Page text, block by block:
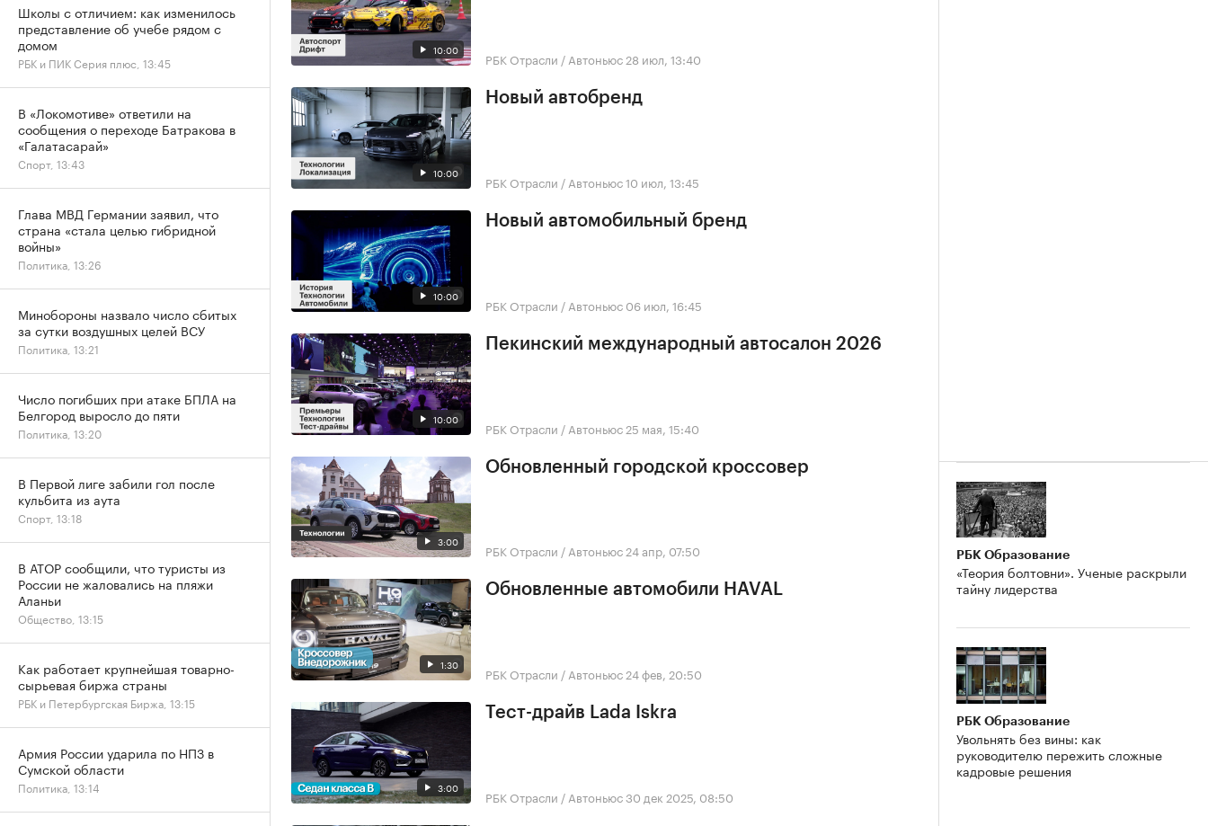
10:00 РБК Отрасли / Автоньюс 28 июл, 13:40
10:00
Новый автобренд
РБК Отрасли / Автоньюс10 июл, 13:45
10:00
Новый автомобильный бренд
РБК Отрасли / Автоньюс 06 июл, 16:45
10:00
Пекинский международный автосалон 2026
РБК Отрасли / Автоньюс 25 мая, 15:40
3:00
Обновленный городской кроссовер
РБК Отрасли / Автоньюс 24 апр, 07:50
1:30
Обновленные автомобили HAVAL
РБК Отрасли / Автоньюс 24 фев, 20:50
3:00
Тест-драйв Lada Iskra
РБК Отрасли / Автоньюс30 дек 2025, 08:50
РБК Образование
«Теория болтовни». Ученые раскрыли
тайну лидерства
РБК Образование
Увольнять без вины: как
руководителю пережить сложные
кадровые решения
Школы с отличием: как изменилось
представление об учебе рядом с
домом
РБК и ПИК Серия плюс, 13:45
В «Локомотиве» ответили на
сообщения о переходе Батракова в
«Галатасарай»
Спорт, 13:43
Глава МВД Германии заявил, что
страна «стала целью гибридной
войны»
Политика, 13:26
Минобороны назвало число сбитых
за сутки воздушных целей ВСУ
Политика, 13:21
Число погибших при атаке БПЛА на
Белгород выросло до пяти
Политика, 13:20
В Первой лиге забили гол после
кульбита из аута
Спорт, 13:18
В АТОР сообщили, что туристы из
России не жаловались на пляжи
Аланьи
Общество, 13:15
Как работает крупнейшая товарно-
сырьевая биржа страны
РБК и Петербургская Биржа, 13:15
Армия России ударила по НПЗ в
Сумской области
Политика, 13:14